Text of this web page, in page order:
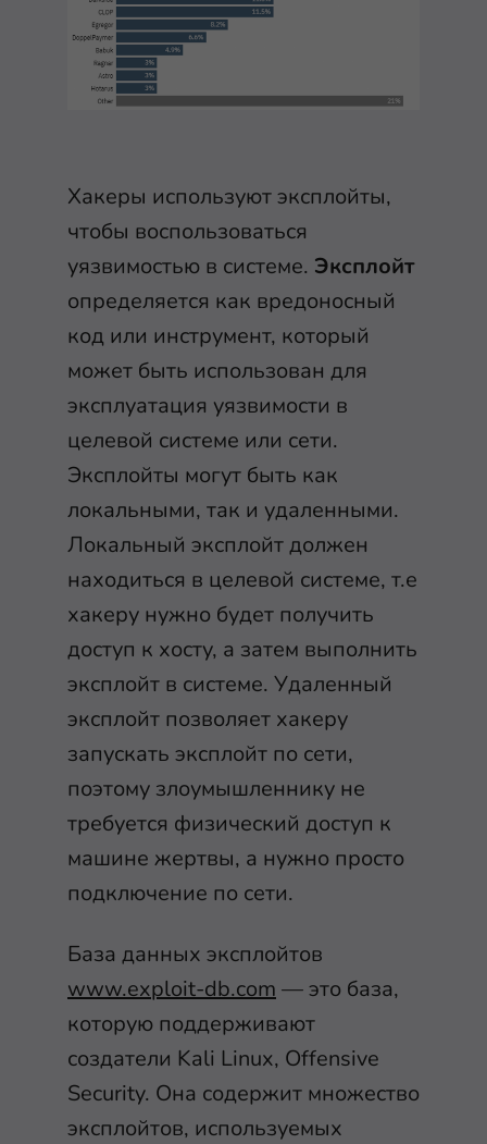
Хакеры используют эксплойты,
чтобы воспользоваться
уязвимостью в системе. Эксплойт
определяется как вредоносный
код или инструмент, который
может быть использован для
эксплуатация уязвимости в
целевой системе или сети.
Эксплойты могут быть как
локальными, так и удаленными.
Локальный эксплойт должен
находиться в целевой системе, т.е
хакеру нужно будет получить
доступ к хосту, а затем выполнить
эксплойт в системе. Удаленный
эксплойт позволяет хакеру
запускать эксплойт по сети,
поэтому злоумышленнику не
требуется физический доступ к
машине жертвы, а нужно просто
подключение по сети.
База данных эксплойтов
www.exploit-db.com — это база,
которую поддерживают
создатели Kali Linux, Offensive
Security. Она содержит множество
эксплойтов, используемых